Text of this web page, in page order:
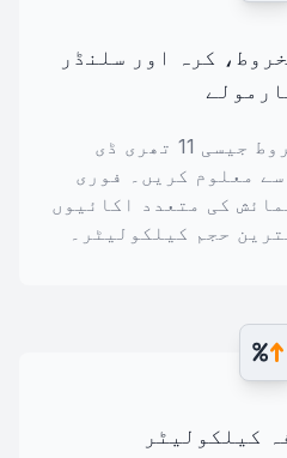
کرہ اور سلنڈر
کرہ، سلنڈر، اور مخروط جیسی 11 تھری ڈی
معلوم کریں۔ فوری
کی متعدد اکائیوں
حجم کیلکولیٹر۔
کیلکولیٹر